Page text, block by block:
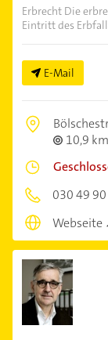
Erbrecht Die
Eintritt des
E-Mail
10,9 km
030 49
Webseite